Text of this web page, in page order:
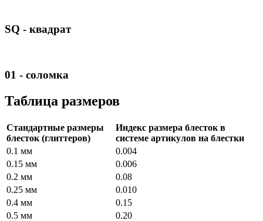
SQ - квадрат
01 - соломка
Таблица размеров
Стандартные размеры
блесток (глиттеров)
Индекс размера блесток в
системе артикулов на блестки
0.1 мм
0.004
0.15 мм
0.006
0.2 мм
0.08
0.25 мм
0.010
0.4 мм
0.15
0.5 мм
0.20